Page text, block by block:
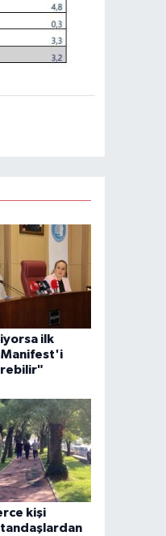
ilk
Manifest'i
kişi